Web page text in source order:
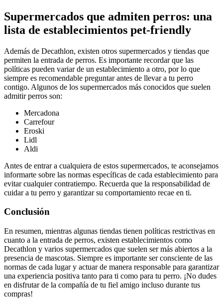
Supermercados que admiten perros: una
lista de establecimientos pet-friendly
Además de Decathlon, existen otros supermercados y tiendas que
permiten la entrada de perros. Es importante recordar que las
políticas pueden variar de un establecimiento a otro, por lo que
siempre es recomendable preguntar antes de llevar a tu perro
contigo. Algunos de los supermercados más conocidos que suelen
admitir perros son:
Mercadona
Carrefour
Eroski
Lidl
Aldi
Antes de entrar a cualquiera de estos supermercados, te aconsejamos
informarte sobre las normas específicas de cada establecimiento para
evitar cualquier contratiempo. Recuerda que la responsabilidad de
cuidar a tu perro y garantizar su comportamiento recae en ti.
Conclusión
En resumen, mientras algunas tiendas tienen políticas restrictivas en
cuanto a la entrada de perros, existen establecimientos como
Decathlon y varios supermercados que suelen ser más abiertos a la
presencia de mascotas. Siempre es importante ser consciente de las
normas de cada lugar y actuar de manera responsable para garantizar
una experiencia positiva tanto para ti como para tu perro. ¡No dudes
en disfrutar de la compañía de tu fiel amigo incluso durante tus
compras!